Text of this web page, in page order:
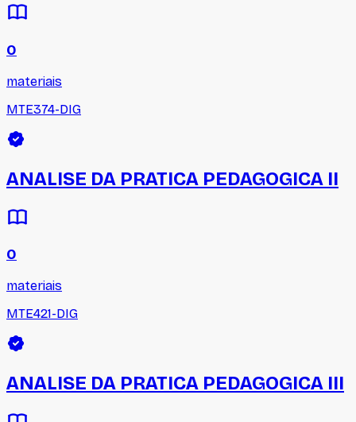
0
materiais
MTE374-DIG
ANALISE DA PRATICA PEDAGOGICA II
0
materiais
MTE421-DIG
ANALISE DA PRATICA PEDAGOGICA III